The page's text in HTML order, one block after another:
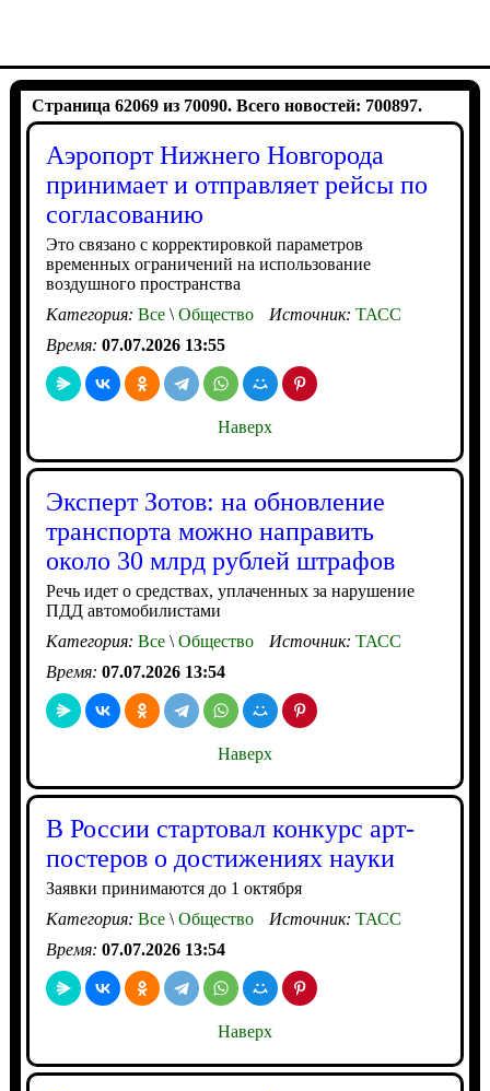
Страница 62069 из 70090. Всего новостей: 700897.
Аэропорт Нижнего Новгорода
принимает и отправляет рейсы по
согласованию
Это связано с корректировкой параметров
временных ограничений на использование
воздушного пространства
Категория: Все\Общество Источник: ТАСС
Время: 07.07.2026 13:55
Наверх
Эксперт Зотов: на обновление
транспорта можно направить
около 30 млрд рублей штрафов
Речь идет о средствах, уплаченных за нарушение
ПДД автомобилистами
Категория: Все\Общество Источник: ТАСС
Время: 07.07.2026 13:54
Наверх
В России стартовал конкурс арт-
постеров о достижениях науки
Заявки принимаются до 1 октября
Категория: Все\Общество Источник: ТАСС
Время: 07.07.2026 13:54
Наверх